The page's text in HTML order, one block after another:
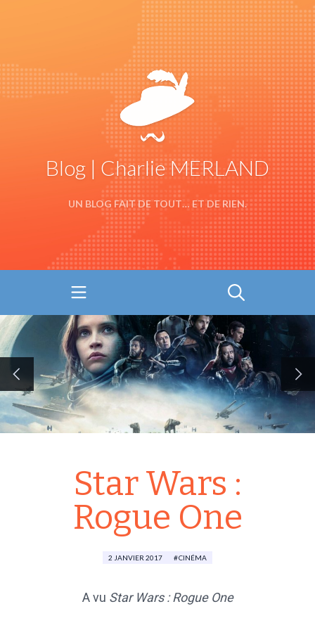
Blog | Charlie MERLAND
UN BLOG FAIT DE TOUT… ET DE RIEN.
Star Wars :
Rogue One
2 JANVIER 2017 CINÉMA
A vu Star Wars : Rogue One